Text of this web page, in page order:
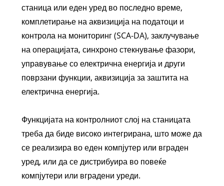
станица или еден уред во последно време,
комплетирање на аквизиција на податоци и
контрола на мониторинг (SCA-DA), заклучување
на операцијата, синхроно стекнување фазори,
управување со електрична енергија и други
поврзани функции, аквизиција за заштита на
електрична енергија.
Функцијата на контролниот слој на станицата
треба да биде високо интегрирана, што може да
се реализира во еден компјутер или вграден
уред, или да се дистрибуира во повеќе
компјутери или вградени уреди.